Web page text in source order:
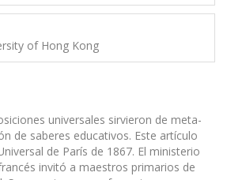
of Hong Kong
universales sirvieron de meta-
de saberes educativos. Este artículo
de París de 1867. El ministerio
invitó a maestros primarios de